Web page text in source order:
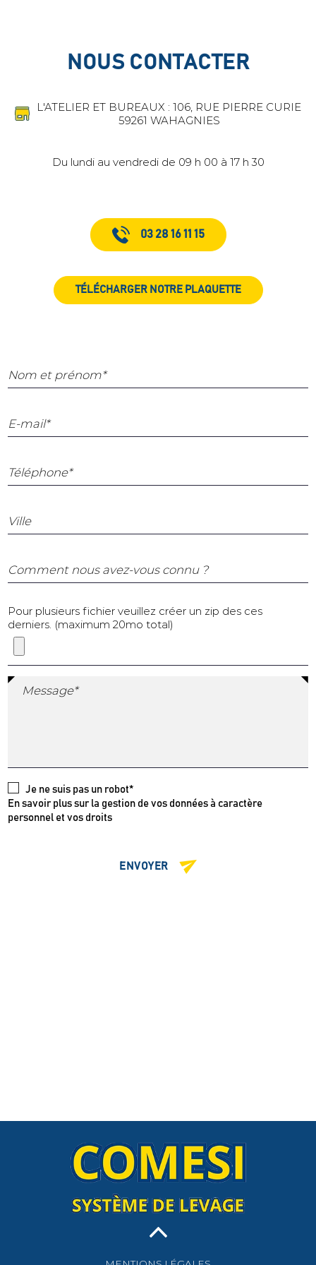
NOUS CONTACTER
L'ATELIER ET BUREAUX : 106, RUE PIERRE CURIE
59261 WAHAGNIES
Du lundi au vendredi de 09 h 00 à 17 h 30
03 28 16 11 15
TÉLÉCHARGER NOTRE PLAQUETTE
Nom et prénom*
E-mail*
Téléphone*
Ville
Comment nous avez-vous connu ?
Pour plusieurs fichier veuillez créer un zip des ces
derniers. (maximum 20mo total)
Message*
Je ne suis pas un robot*
En savoir plus sur la gestion de vos données à caractère
personnel et vos droits
ENVOYER